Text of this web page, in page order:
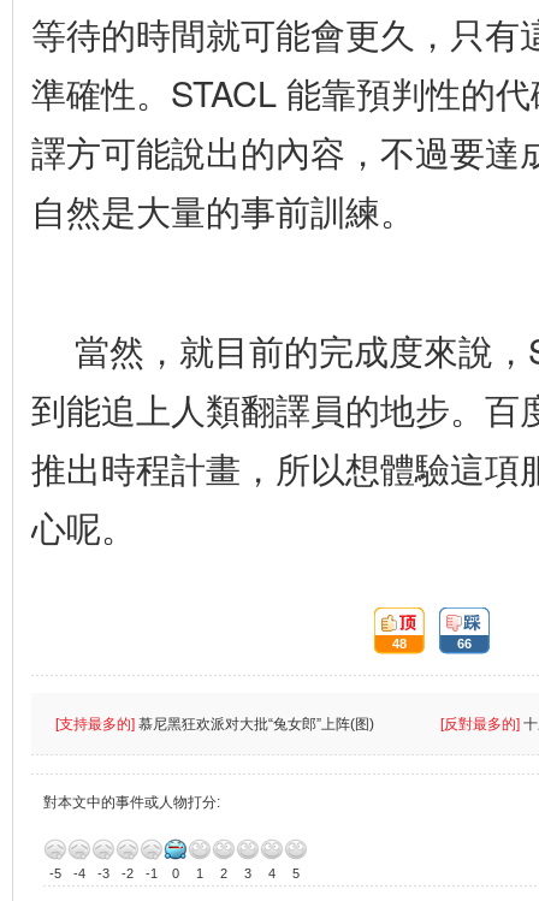
等待的時間就可能會更久，只有
準確性。STACL 能靠預判性的
譯方可能說出的內容，不過要達
自然是大量的事前訓練。
當然，就目前的完成度來說
到能追上人類翻譯員的地步。百
推出時程計畫，所以想體驗這項
心呢。
頂:
48
踩:
66
[支持最多的] 慕尼黑狂欢派对大批“兔女郎”上阵(图) [反對最多的]
對本文中的事件或人物打分:
-5 -4 -3 -2 -1 0 1 2 3 4 5